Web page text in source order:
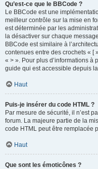
Qu’est-ce que le BBCode ?
Le BBCode est une
meilleur contrôle sur la mise en
est déterminée par les
la désactiver sur chaque
BBCode est similaire à
contenues entre des crochets « [
« > ». Pour plus d’informations à
guide qui est accessible depuis
Haut
Puis-je insérer du code HTML ?
Par mesure de sécurité, il n’est
forum. La majeure partie de la
code HTML peut être remplacée
Haut
Que sont les émoticônes ?